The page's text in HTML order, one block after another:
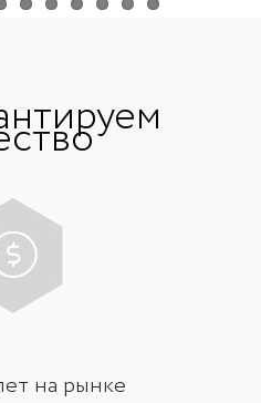
на рынке